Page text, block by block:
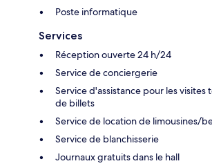
Poste informatique
Services
Réception ouverte 24 h/24
Service de conciergerie
Service d'assistance pour les visites
de billets
Service de location de limousines/
Service de blanchisserie
Journaux gratuits dans le hall